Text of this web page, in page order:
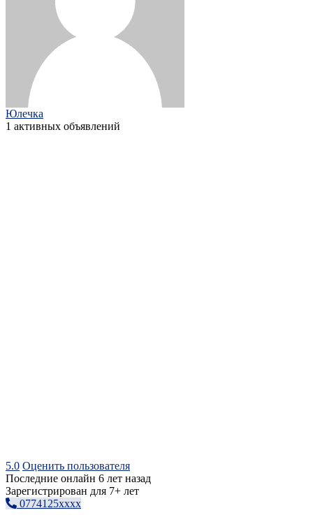
Юлечка
1 активных объявлений
5.0 Оценить пользователя
Последние онлайн 6 лет назад
Зарегистрирован для 7+ лет
0774125xxxx